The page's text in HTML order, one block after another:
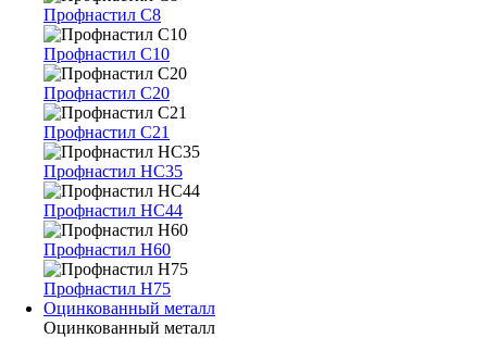
Профнастил С8
Профнастил С10
Профнастил С20
Профнастил С21
Профнастил НС35
Профнастил НС44
Профнастил Н60
Профнастил Н75
Оцинкованный металл
Оцинкованный металл